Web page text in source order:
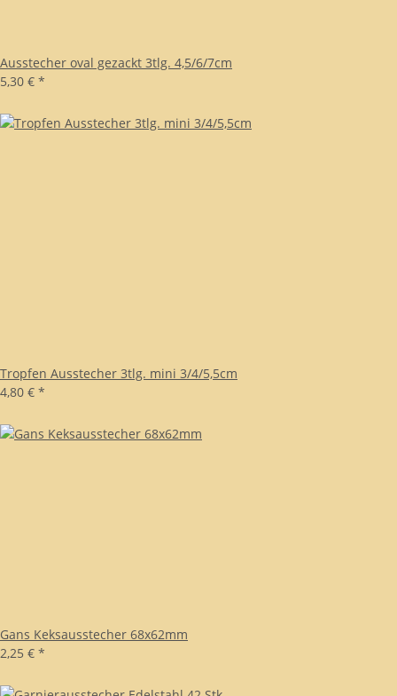
Ausstecher oval gezackt 3tlg. 4,5/6/7cm
5,30 € *
Tropfen Ausstecher 3tlg. mini 3/4/5,5cm
4,80 € *
Gans Keksausstecher 68x62mm
2,25 € *